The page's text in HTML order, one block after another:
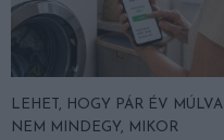
LEHET, HOGY PÁR ÉV MÚLVA
NEM MINDEGY, MIKOR